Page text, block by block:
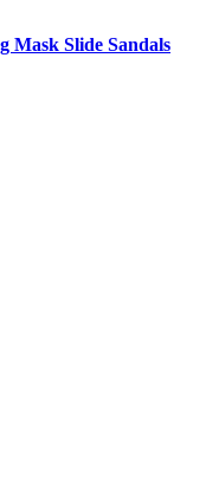
Mask Slide Sandals